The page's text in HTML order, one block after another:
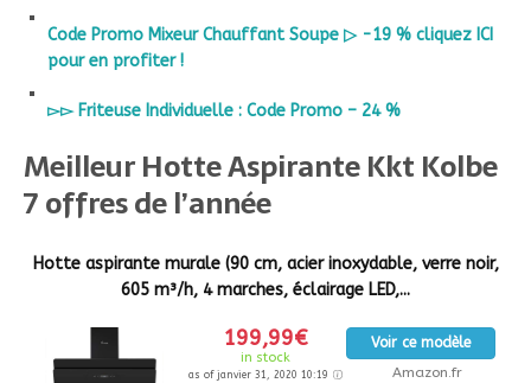
Code Promo Mixeur Chauffant Soupe ▷ -19 % cliquez ICI
pour en profiter !
▻▻ Friteuse Individuelle : Code Promo – 24 %
Meilleur Hotte Aspirante Kkt Kolbe
7 offres de l’année
Hotte aspirante murale (90 cm, acier inoxydable, verre noir,
605 m³/h, 4 marches, éclairage LED,...
199,99€
in stock
as of janvier 31, 2020 10:19
Voir ce modèle
Amazon.fr